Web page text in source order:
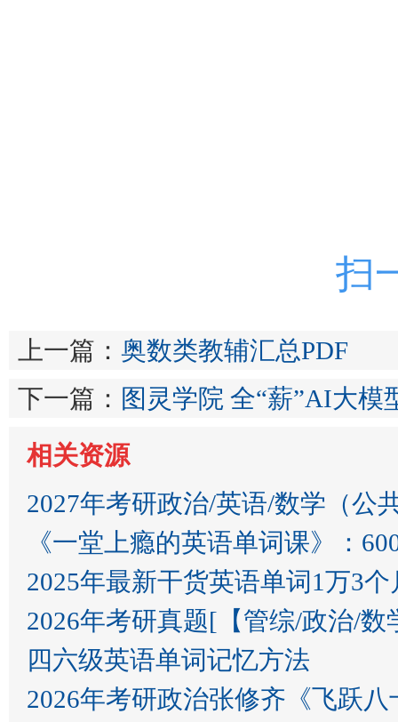
扫
上一篇： 奥数类教辅汇总PDF
下一篇： 图灵学院 全“薪”AI大模
相关资源
2027年考研政治/英语/数学（公
《一堂上瘾的英语单词课》：
2025年最新干货英语单词1万3
2026年考研真题[【管综/政治/数
四六级英语单词记忆方法
2026年考研政治张修齐《飞跃